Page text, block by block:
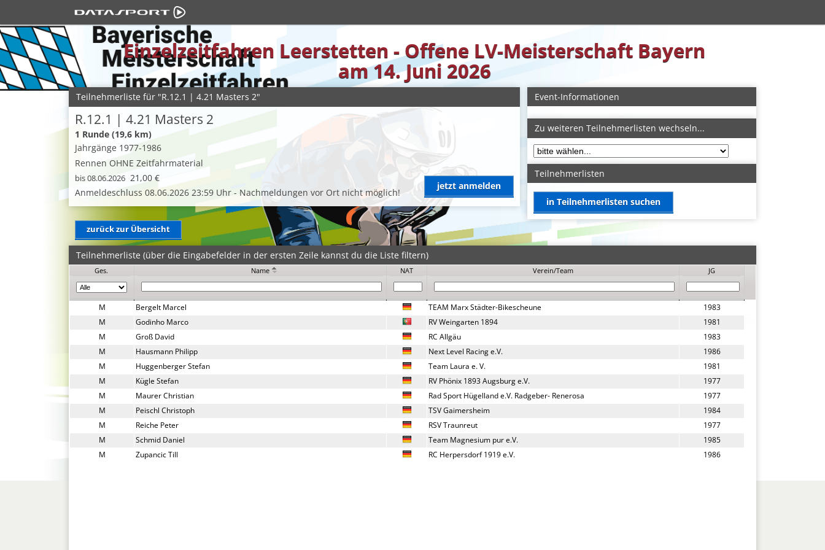
Einzelzeitfahren Leerstetten - Offene LV-Meisterschaft Bayern
am 14. Juni 2026
Teilnehmerliste für "R.12.1 | 4.21 Masters 2"
R.12.1 | 4.21 Masters 2
1 Runde (19,6 km)
Jahrgänge 1977-1986
Rennen OHNE Zeitfahrmaterial
bis 08.06.2026 21,00 €
Anmeldeschluss 08.06.2026 23:59 Uhr - Nachmeldungen vor Ort nicht möglich!
jetzt anmelden
zurück zur Übersicht
Event-Informationen
Zu weiteren Teilnehmerlisten wechseln...
Teilnehmerlisten
in Teilnehmerlisten suchen
Teilnehmerliste (über die Eingabefelder in der ersten Zeile kannst du die Liste filtern)
Ges. Name NAT Verein/Team JG
M Bergelt Marcel TEAM Marx Städter-Bikescheune
1983
M
Godinho Marco RV Weingarten 1894
1981
M
Groß David RC Allgäu
1983
M
Hausmann Philipp Next Level Racing e.V.
1986
M
Huggenberger Stefan Team Laura e. V.
1981
M
Kügle Stefan RV Phönix 1893 Augsburg e.V.
1977
M
Maurer Christian Rad Sport Hügelland e.V. Radgeber- Renerosa
1977
M
Peischl Christoph TSV Gaimersheim
1984
M
Reiche Peter RSV Traunreut
1977
M
Schmid Daniel Team Magnesium pur e.V.
1985
M
Zupancic Till RC Herpersdorf 1919 e.V. 1986